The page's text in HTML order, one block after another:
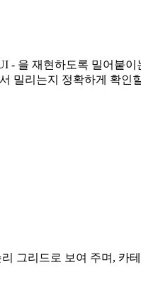
- 을 재현하도록 밀어붙
밀리는지 정확하게 확
그리드로 보여 주며, 카